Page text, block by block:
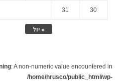
« יול
30
31
: A non-numeric value encountered in
/home/hrusco/public_html/wp-